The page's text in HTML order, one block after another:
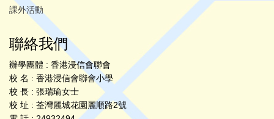
課外活動
聯絡我們
辦學團體 : 香港浸信會聯會
校 名 : 香港浸信會聯會小學
校 長 : 張瑞瑜女士
校 址 : 荃灣麗城花園麗順路2號